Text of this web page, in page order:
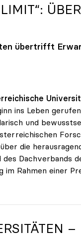
übertrifft
ins Leben
und
die
Dachverbands
Rahmen einer
Qualität bei
–